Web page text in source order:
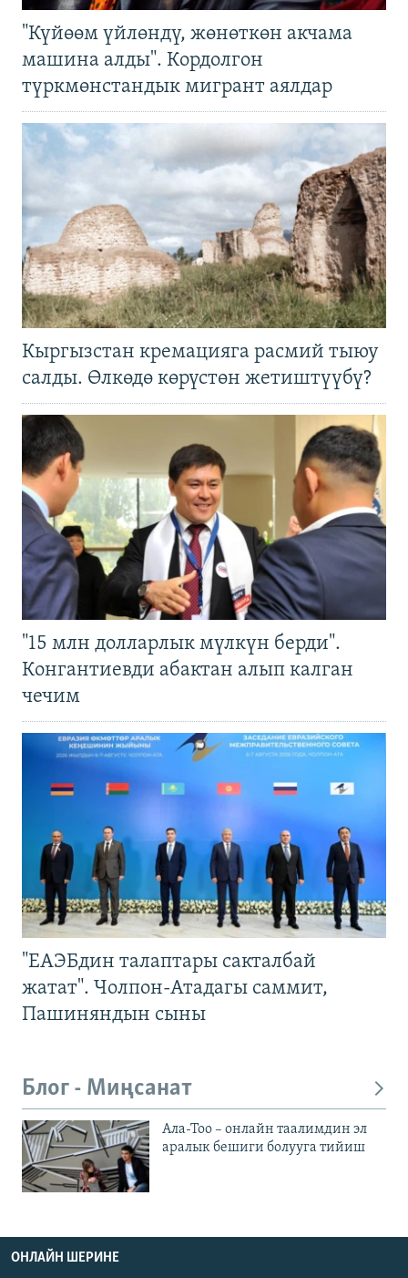
"Күйөөм үйлөндү, жөнөткөн акчама
машина алды". Кордолгон
түркмөнстандык мигрант аялдар
Кыргызстан кремацияга расмий тыюу
салды. Өлкөдө көрүстөн жетиштүүбү?
"15 млн долларлык мүлкүн берди".
Конгантиевди абактан алып калган
чечим
"ЕАЭБдин талаптары сакталбай
жатат". Чолпон-Атадагы саммит,
Пашиняндын сыны
Блог - Миңсанат
Ала-Тоо – онлайн таалимдин эл
аралык бешиги болууга тийиш
ОНЛАЙН ШЕРИНЕ